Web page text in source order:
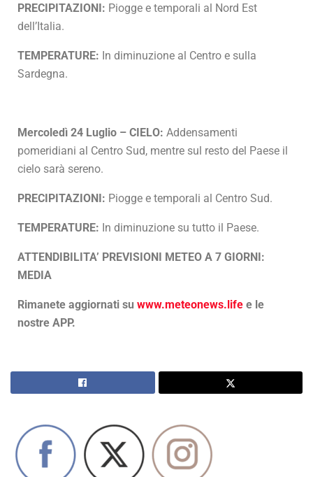
PRECIPITAZIONI: Piogge e temporali al Nord Est
dell’Italia.
TEMPERATURE: In diminuzione al Centro e sulla
Sardegna.
Mercoledì 24 Luglio – CIELO: Addensamenti
pomeridiani al Centro Sud, mentre sul resto del Paese il
cielo sarà sereno.
PRECIPITAZIONI: Piogge e temporali al Centro Sud.
TEMPERATURE: In diminuzione su tutto il Paese.
ATTENDIBILITA’ PREVISIONI METEO A 7 GIORNI:
MEDIA
Rimanete aggiornati su www.meteonews.life e le
nostre APP.